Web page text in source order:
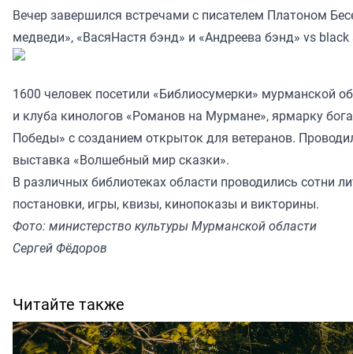
Вечер завершился встречами с писателем Платоном
медведи», «ВасяНастя бэнд» и «Андреева бэнд» vs
1600 человек посетили «Библиосумерки» мурманской
и клуба кинологов «Романов на Мурмане», ярмарку
Победы» с созданием открыток для ветеранов.
выставка «Волшебный мир сказки».
В различных библиотеках области проводились сотни
постановки, игры, квизы, кинопоказы и викторины.
Фото: министерство культуры Мурманской области
Сергей Фёдоров
Читайте также